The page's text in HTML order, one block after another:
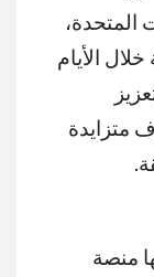
المتحدة،
الأيام
متزايدة
منصة